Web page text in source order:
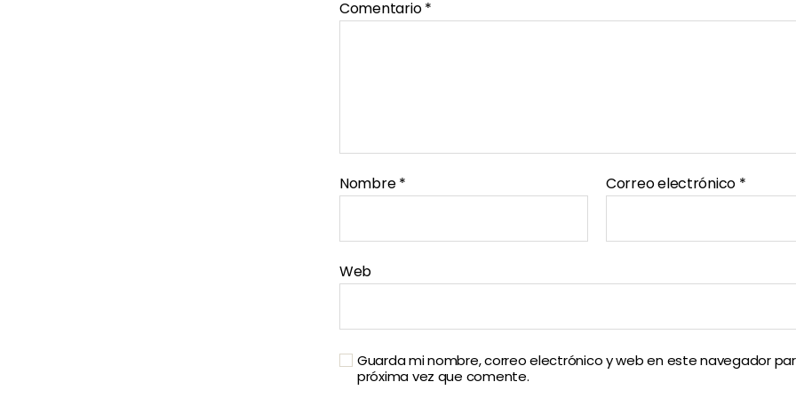
Comentario*
Nombre* Correo electrónico *
Web
Guarda mi nombre, correo electrónico y web en este navegador
próxima vez que comente.